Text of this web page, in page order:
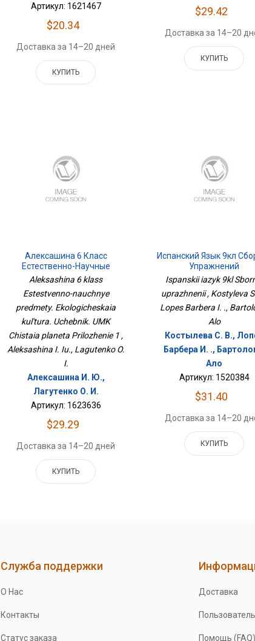
Артикул: 1621467
$20.34
Доставка за 14–20 дней
КУПИТЬ
$29.42
Доставка за 14–20
КУПИТЬ
Алексашина 6 Класс
Естественно-Научные
Предметы. Экологическая
Чистая Планета Приложение
1
Aleksashina 6 klass
Estestvenno-nauchnye
predmety. Ekologicheskaia
kul'tura. Uchebnik. UMK
Chistaia planeta Prilozhenie 1 ,
Aleksashina I. Iu., Lagutenko O.
I.
Алексашина И. Ю.,
Лагутенко О. И.
Артикул: 1623636
$29.29
Доставка за 14–20 дней
КУПИТЬ
Испанский Язык 9кл
Упражнений
Ispanskii iazyk 9kl
uprazhnenii , Kostyleva
Lopes Barbera I. .,
Alo
Костылева С. В.,
Барбера И. .,
Ало
Артикул: 1520384
$31.40
Доставка за 14–20
КУПИТЬ
Служба поддержки
О Нас
Контакты
Статус заказа
Доставка
Помощь (FAQ)